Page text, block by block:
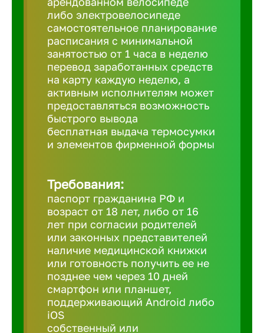
Батайск
либо электровелосипеде
самостоятельное планирование
расписания с минимальной
занятостью от 1 часа в неделю
перевод заработанных средств
на карту каждую неделю, а
активным исполнителям может
предоставляться возможность
быстрого вывода
бесплатная выдача термосумки
и элементов фирменной формы
Требования:
паспорт гражданина РФ и
возраст от 18 лет, либо от 16
лет при согласии родителей
или законных представителей
наличие медицинской книжки
или готовность получить ее не
позднее чем через 10 дней
смартфон или планшет,
поддерживающий Android либо
iOS
собственный или